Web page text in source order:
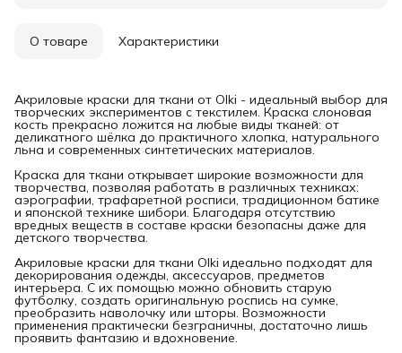
О товаре Характеристики
Акриловые краски для ткани от Olki - идеальный выбор для
творческих экспериментов с текстилем. Краска слоновая
кость прекрасно ложится на любые виды тканей: от
деликатного шёлка до практичного хлопка, натурального
льна и современных синтетических материалов.
Краска для ткани открывает широкие возможности для
творчества, позволяя работать в различных техниках:
аэрографии, трафаретной росписи, традиционном батике
и японской технике шибори. Благодаря отсутствию
вредных веществ в составе краски безопасны даже для
детского творчества.
Акриловые краски для ткани Olki идеально подходят для
декорирования одежды, аксессуаров, предметов
интерьера. С их помощью можно обновить старую
футболку, создать оригинальную роспись на сумке,
преобразить наволочку или шторы. Возможности
применения практически безграничны, достаточно лишь
проявить фантазию и вдохновение.